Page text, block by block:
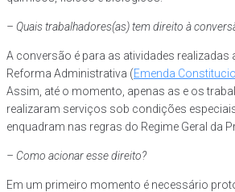
– Quais trabalhadores(as) tem direito à
A conversão é para as atividades realizadas
Reforma Administrativa (Emenda
Assim, até o momento, apenas as e os
realizaram serviços sob condições
enquadram nas regras do Regime Geral da
– Como acionar esse direito?
Em um primeiro momento é necessário